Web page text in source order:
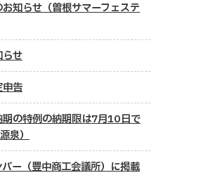
知らせ（曽根サマーフェステ
らせ
申告
の特例の納期限は7月10日で
泉）
ー（豊中商工会議所）に掲載